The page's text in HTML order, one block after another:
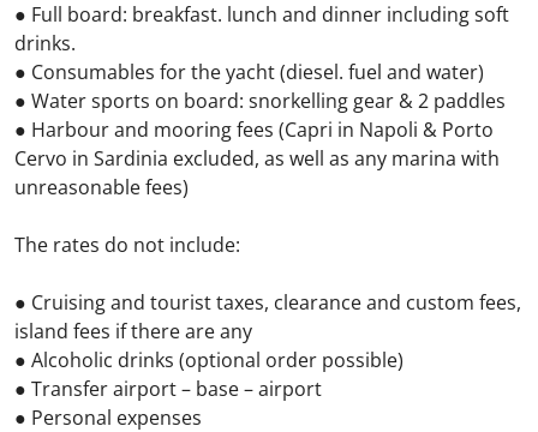
● Full board: breakfast. lunch and dinner including soft
drinks.
● Consumables for the yacht (diesel. fuel and water)
● Water sports on board: snorkelling gear & 2 paddles
● Harbour and mooring fees (Capri in Napoli & Porto
Cervo in Sardinia excluded, as well as any marina with
unreasonable fees)
The rates do not include:
● Cruising and tourist taxes, clearance and custom fees,
island fees if there are any
● Alcoholic drinks (optional order possible)
● Transfer airport – base – airport
● Personal expenses